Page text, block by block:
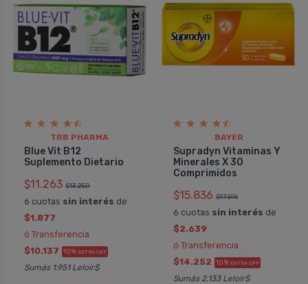
TRB PHARMA
Blue Vit B12
Suplemento Dietario
$11.263 $13.250
6 cuotas sin interés de
$1.877
ó Transferencia
$10.137 10% EXTRA OFF
Sumás 1.951 Leloir$
BAYER
Supradyn Vitaminas Y
Minerales X 30
Comprimidos
$15.836 $17.596
6 cuotas sin interés de
$2.639
ó Transferencia
$14.252 10% EXTRA OFF
Sumás 2.133 Leloir$